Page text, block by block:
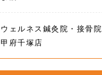
ウェルネス鍼灸院・接骨院
甲府千塚店